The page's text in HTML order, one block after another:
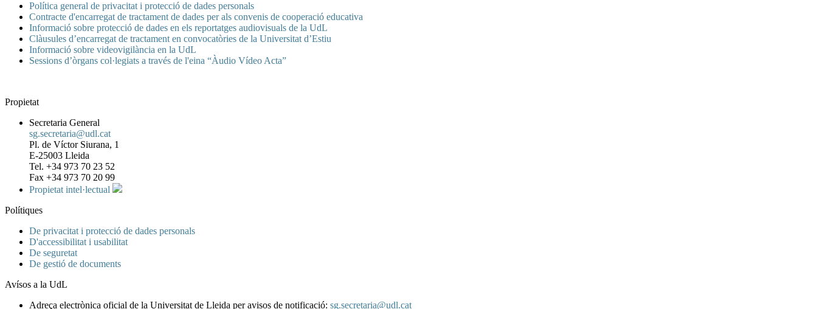
Política general de privacitat i protecció de dades personals
Contracte d'encarregat de tractament de dades per als convenis de cooperació educativa
Informació sobre protecció de dades en els reportatges audiovisuals de la UdL
Clàusules d’encarregat de tractament en convocatòries de la Universitat d’Estiu
Informació sobre videovigilància en la UdL
Sessions d’òrgans col·legiats a través de l'eina “Àudio Vídeo Acta”
Propietat
Secretaria General
sg.secretaria@udl.cat
Pl. de Víctor Siurana, 1
E-25003 Lleida
Tel. +34 973 70 23 52
Fax +34 973 70 20 99
Propietat intel·lectual
Polítiques
De privacitat i protecció de dades personals
D'accessibilitat i usabilitat
De seguretat
De gestió de documents
Avísos a la UdL
Adreça electrònica oficial de la Universitat de Lleida per avisos de notificació: sg.secretaria@udl.cat